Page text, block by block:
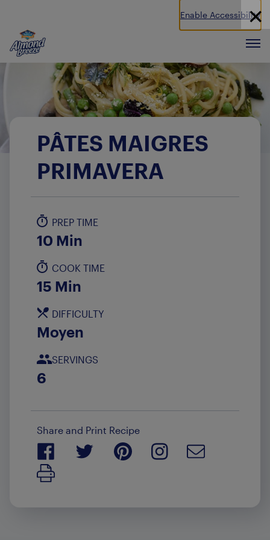
Enable Accessibility
Almond Breeze
PÂTES MAIGRES
PRIMAVERA
PREP TIME
10 Min
COOK TIME
15 Min
DIFFICULTY
Moyen
SERVINGS
6
Share and Print Recipe